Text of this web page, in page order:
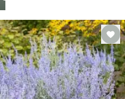
BULBOS
DE